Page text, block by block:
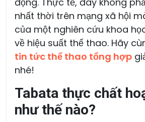
nhất thời trên mạng xã hội
của một nghiên cứu khoa
về hiệu suất thể thao. Hãy
tin tức thể thao tổng hợp
nhé!
Tabata thực chất
như thế nào?